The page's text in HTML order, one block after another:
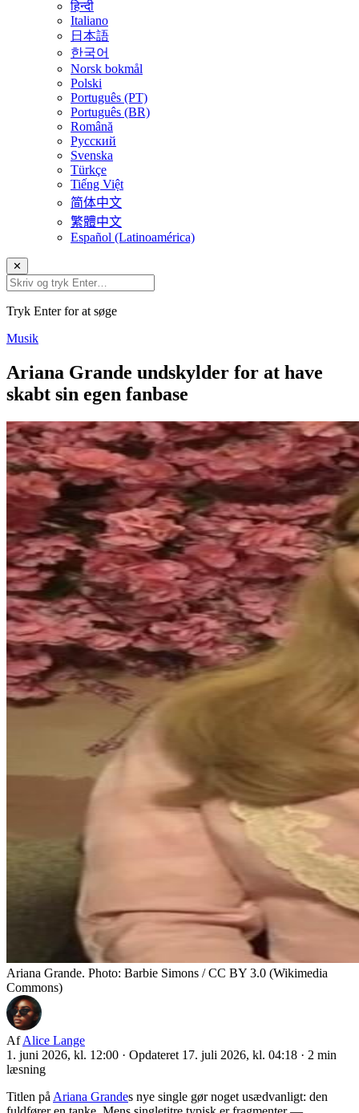
हिन्दी
Italiano
日本語
한국어
Norsk bokmål
Polski
Português (PT)
Português (BR)
Română
Русский
Svenska
Türkçe
Tiếng Việt
简体中文
繁體中文
Español (Latinoamérica)
✕
Tryk Enter for at søge
Musik
Ariana Grande undskylder for at have
skabt sin egen fanbase
Ariana Grande. Photo: Barbie Simons / CC BY 3.0 (Wikimedia
Commons)
Af Alice Lange
1. juni 2026, kl. 12:00 · Opdateret 17. juli 2026, kl. 04:18 · 2 min
læsning
Titlen på Ariana Grandes nye single gør noget usædvanligt: den